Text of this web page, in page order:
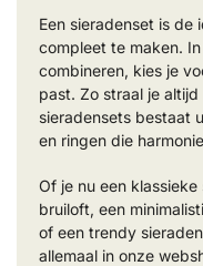
Een sieradenset is de
compleet te maken.
combineren, kies je
past. Zo straal je
sieradensets bestaat
en ringen die
Of je nu een
bruiloft, een
of een trendy
allemaal in onze